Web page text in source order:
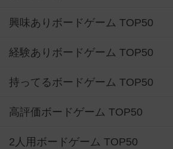
興味ありボードゲーム TOP50
経験ありボードゲーム TOP50
持ってるボードゲーム TOP50
高評価ボードゲーム TOP50
2人用ボードゲーム TOP50